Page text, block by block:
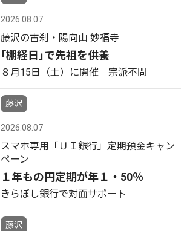
2026.08.07
藤沢の古刹・陽向山 妙福寺
｢棚経日｣で先祖を供養
８月15日（土）に開催 宗派不問
藤沢
2026.08.07
スマホ専用「ＵＩ銀行」定期預金キャン
ペーン
１年もの円定期が年１・50％
きらぼし銀行で対面サポート
藤沢